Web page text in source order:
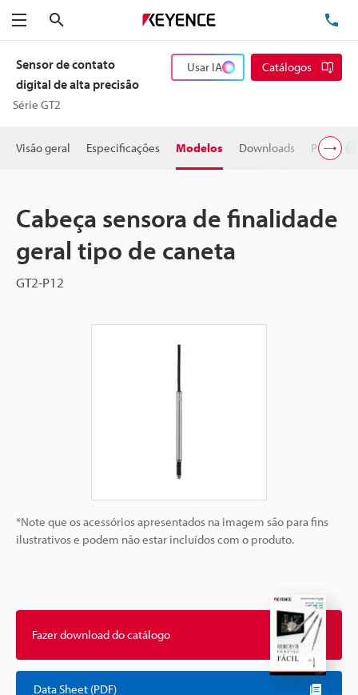
Menu
Sensor de contato
digital de alta precisão
Série GT2
Usar IA Catálogos
Visão geral Especificações Modelos Downloads Preço
Cabeça sensora de finalidade
geral tipo de caneta
GT2-P12
*Note que os acessórios apresentados na imagem são para fins
ilustrativos e podem não estar incluídos com o produto.
Fazer download do catálogo
Data Sheet (PDF)